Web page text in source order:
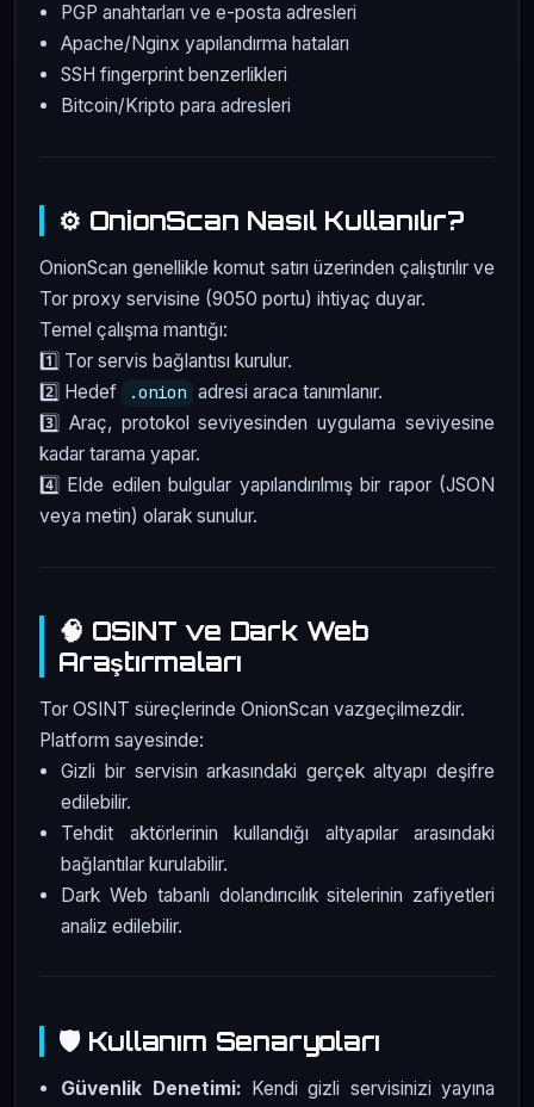
PGP anahtarları ve e-posta adresleri
Apache/Nginx yapılandırma hataları
SSH fingerprint benzerlikleri
Bitcoin/Kripto para adresleri
⚙️ OnionScan Nasıl Kullanılır?
OnionScan genellikle komut satırı üzerinden çalıştırılır ve
Tor proxy servisine (9050 portu) ihtiyaç duyar.
Temel çalışma mantığı:
1️⃣ Tor servis bağlantısı kurulur.
2️⃣ Hedef
.onion adresi araca tanımlanır.
3️⃣ Araç, protokol seviyesinden uygulama seviyesine
kadar tarama yapar.
4️⃣ Elde edilen bulgular yapılandırılmış bir rapor (JSON
veya metin) olarak sunulur.
🧠 OSINT ve Dark Web
Araştırmaları
Tor OSINT süreçlerinde OnionScan vazgeçilmezdir.
Platform sayesinde:
Gizli bir servisin arkasındaki gerçek altyapı deşifre
edilebilir.
Tehdit aktörlerinin kullandığı altyapılar arasındaki
bağlantılar kurulabilir.
Dark Web tabanlı dolandırıcılık sitelerinin zafiyetleri
analiz edilebilir.
🛡️ Kullanım Senaryoları
Güvenlik Denetimi: Kendi gizli servisinizi yayına